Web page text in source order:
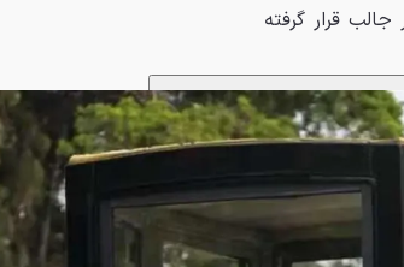
قرار گرفته